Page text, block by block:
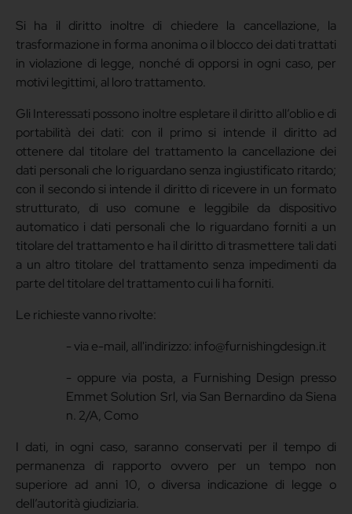
Si ha il diritto inoltre di chiedere la cancellazione, la
trasformazione in forma anonima o il blocco dei dati trattati
in violazione di legge, nonché di opporsi in ogni caso, per
motivi legittimi, al loro trattamento.
Gli Interessati possono inoltre espletare il diritto all’oblio e di
portabilità dei dati: con il primo si intende il diritto ad
ottenere dal titolare del trattamento la cancellazione dei
dati personali che lo riguardano senza ingiustificato ritardo;
con il secondo si intende il diritto di ricevere in un formato
strutturato, di uso comune e leggibile da dispositivo
automatico i dati personali che lo riguardano forniti a un
titolare del trattamento e ha il diritto di trasmettere tali dati
a un altro titolare del trattamento senza impedimenti da
parte del titolare del trattamento cui li ha forniti.
Le richieste vanno rivolte:
- via e-mail, all'indirizzo: info@furnishingdesign.it
- oppure via posta, a Furnishing Design presso
Emmet Solution Srl, via San Bernardino da Siena
n. 2/A, Como
I dati, in ogni caso, saranno conservati per il tempo di
permanenza di rapporto ovvero per un tempo non
superiore ad anni 10, o diversa indicazione di legge o
dell’autorità giudiziaria.